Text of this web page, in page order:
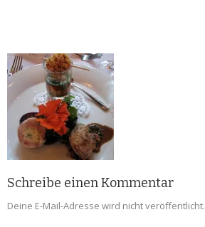
Schreibe einen Kommentar
Deine E-Mail-Adresse wird nicht veröffentlicht.